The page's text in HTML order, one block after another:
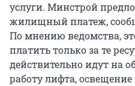
услуги. Минстрой
жилищный платеж,
По мнению ведомства,
платить только за те
действительно идут на
работу лифта,